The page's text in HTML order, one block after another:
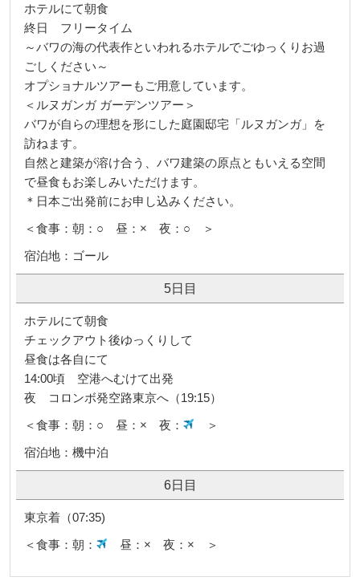
ホテルにて朝食
終日 フリータイム
～バワの海の代表作といわれるホテルでごゆっくりお過
ごしください～
オプショナルツアーもご用意しています。
＜ルヌガンガ ガーデンツアー＞
バワが自らの理想を形にした庭園邸宅「ルヌガンガ」を
訪ねます。
自然と建築が溶け合う、バワ建築の原点ともいえる空間
で昼食もお楽しみいただけます。
＊日本ご出発前にお申し込みください。
＜食事：朝：○ 昼：× 夜：○ ＞
宿泊地：ゴール
5日目
ホテルにて朝食
チェックアウト後ゆっくりして
昼食は各自にて
14:00頃 空港へむけて出発
夜 コロンボ発空路東京へ（19:15）
＜食事：朝：○ 昼：× 夜：
＞
宿泊地：機中泊
6日目
東京着（07:35)
＜食事：朝：
昼：× 夜：× ＞